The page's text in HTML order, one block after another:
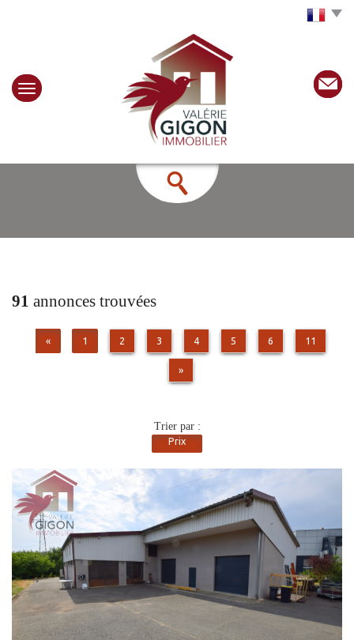
91 annonces trouvées
« 1 2 3 4 5 6 11
»
Trier par :
Prix